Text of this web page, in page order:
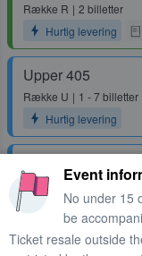
Række R
2 billetter
Hurtig levering
Upper 405
Række U
1 - 7 billetter
Hurtig levering
Række H 1 billet
Floor Standing
Event
No under 15
be
Ticket resale outside